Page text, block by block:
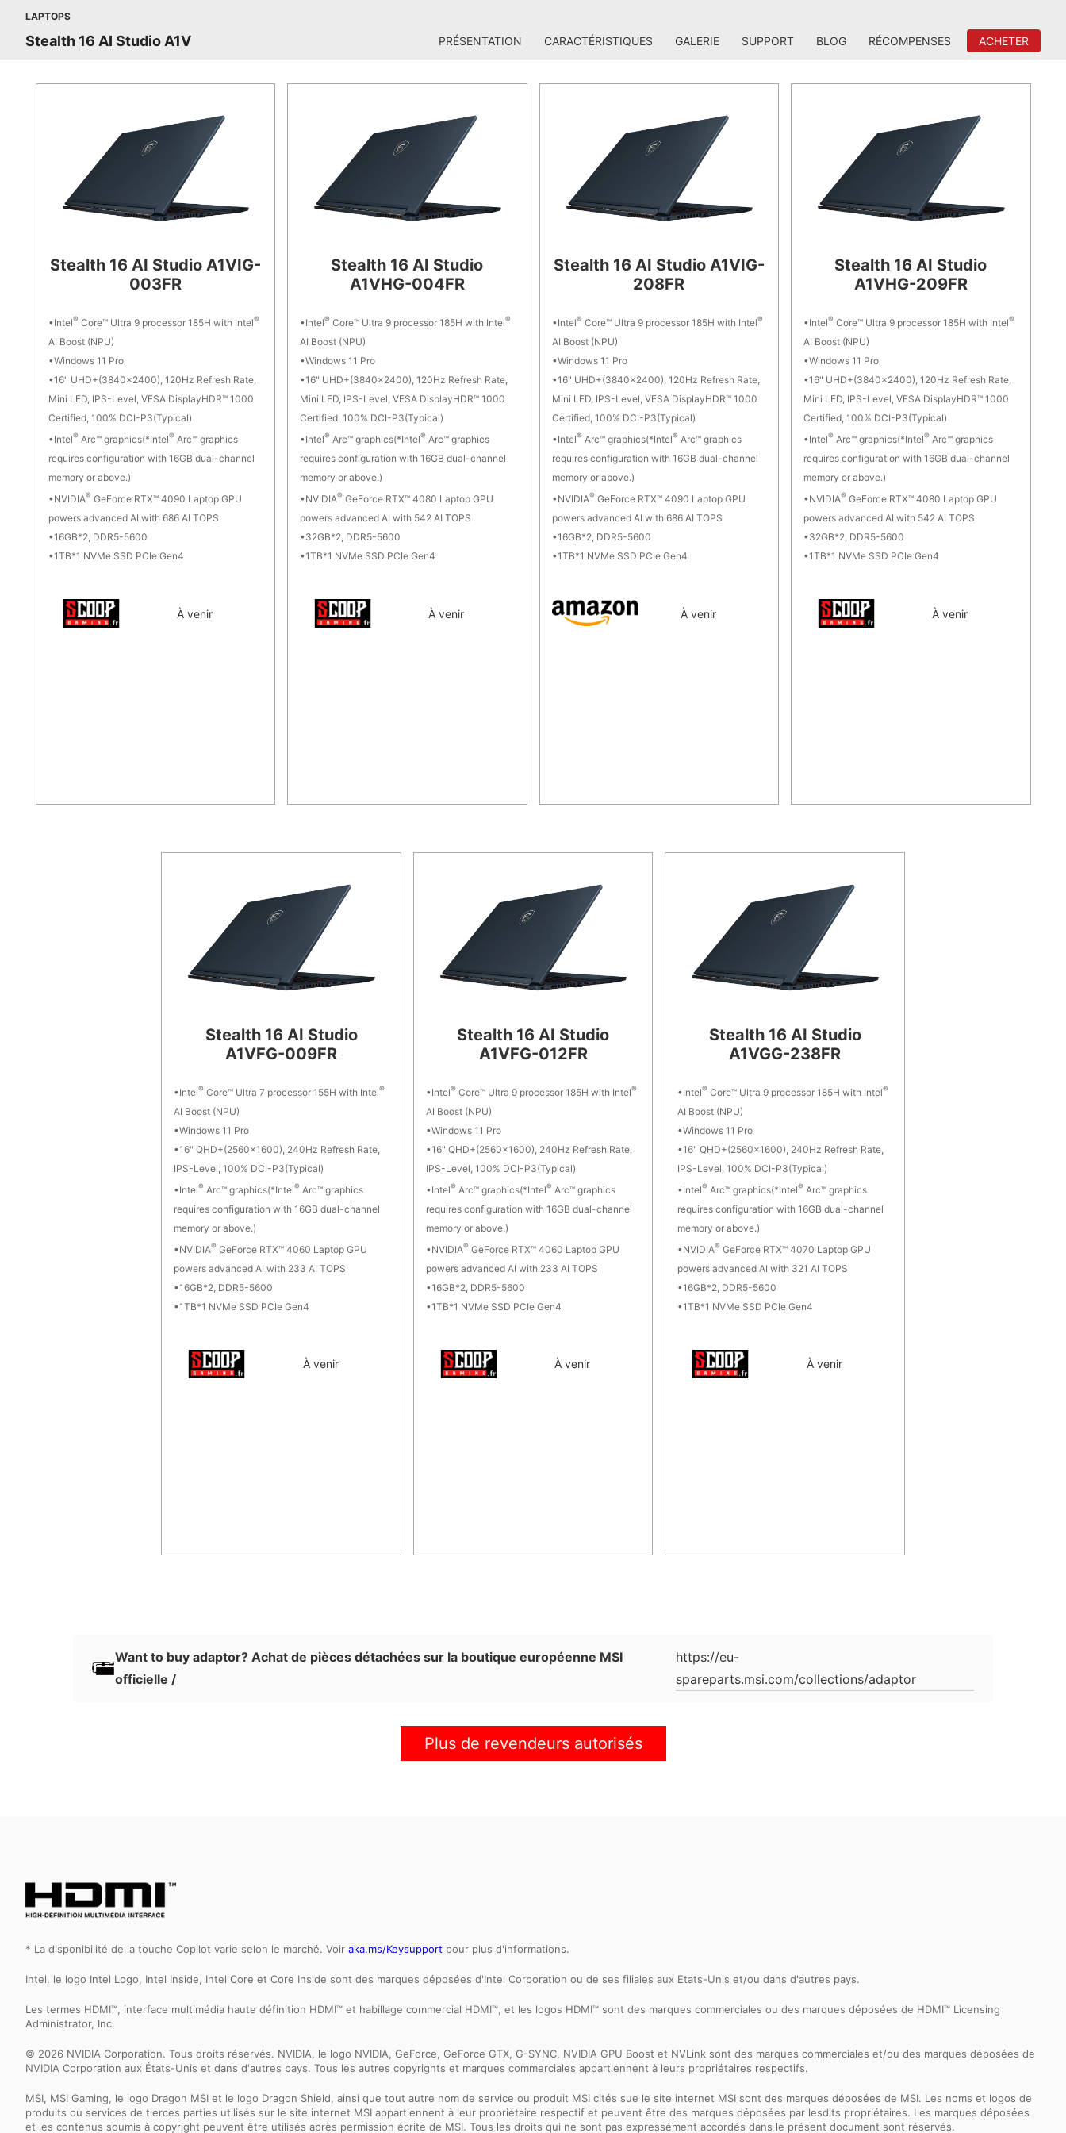
LAPTOPS
Stealth 16 AI Studio A1V PRÉSENTATION CARACTÉRISTIQUES GALERIE SUPPORT BLOG RÉCOMPENSES ACHETER
Stealth 16 AI Studio A1VIG-
003FR
Intel® Core™ Ultra 9 processor 185H with Intel®
AI Boost (NPU)
Windows 11 Pro
16" UHD+(3840x2400), 120Hz Refresh Rate,
Mini LED, IPS-Level, VESA DisplayHDR™ 1000
Certified, 100% DCI-P3(Typical)
Intel® Arc™ graphics(*Intel® Arc™ graphics
requires configuration with 16GB dual-channel
memory or above.)
NVIDIA® GeForce RTX™ 4090 Laptop GPU
powers advanced AI with 686 AI TOPS
16GB*2, DDR5-5600
1TB*1 NVMe SSD PCIe Gen4
À venir
Stealth 16 AI Studio
A1VHG-004FR
Intel® Core™ Ultra 9 processor 185H with Intel®
AI Boost (NPU)
Windows 11 Pro
16" UHD+(3840x2400), 120Hz Refresh Rate,
Mini LED, IPS-Level, VESA DisplayHDR™ 1000
Certified, 100% DCI-P3(Typical)
Intel® Arc™ graphics(*Intel® Arc™ graphics
requires configuration with 16GB dual-channel
memory or above.)
NVIDIA® GeForce RTX™ 4080 Laptop GPU
powers advanced AI with 542 AI TOPS
32GB*2, DDR5-5600
1TB*1 NVMe SSD PCIe Gen4
À venir
Stealth 16 AI Studio A1VIG-
208FR
Intel® Core™ Ultra 9 processor 185H with Intel®
AI Boost (NPU)
Windows 11 Pro
16" UHD+(3840x2400), 120Hz Refresh Rate,
Mini LED, IPS-Level, VESA DisplayHDR™ 1000
Certified, 100% DCI-P3(Typical)
Intel® Arc™ graphics(*Intel® Arc™ graphics
requires configuration with 16GB dual-channel
memory or above.)
NVIDIA® GeForce RTX™ 4090 Laptop GPU
powers advanced AI with 686 AI TOPS
16GB*2, DDR5-5600
1TB*1 NVMe SSD PCIe Gen4
À venir
Stealth 16 AI Studio
A1VHG-209FR
Intel® Core™ Ultra 9 processor 185H with Intel®
AI Boost (NPU)
Windows 11 Pro
16" UHD+(3840x2400), 120Hz Refresh Rate,
Mini LED, IPS-Level, VESA DisplayHDR™ 1000
Certified, 100% DCI-P3(Typical)
Intel® Arc™ graphics(*Intel® Arc™ graphics
requires configuration with 16GB dual-channel
memory or above.)
NVIDIA® GeForce RTX™ 4080 Laptop GPU
powers advanced AI with 542 AI TOPS
32GB*2, DDR5-5600
1TB*1 NVMe SSD PCIe Gen4
À venir
Stealth 16 AI Studio
A1VFG-009FR
Intel® Core™ Ultra 7 processor 155H with Intel®
AI Boost (NPU)
Windows 11 Pro
16" QHD+(2560x1600), 240Hz Refresh Rate,
IPS-Level, 100% DCI-P3(Typical)
Intel® Arc™ graphics(*Intel® Arc™ graphics
requires configuration with 16GB dual-channel
memory or above.)
NVIDIA® GeForce RTX™ 4060 Laptop GPU
powers advanced AI with 233 AI TOPS
16GB*2, DDR5-5600
1TB*1 NVMe SSD PCIe Gen4
À venir
Stealth 16 AI Studio
A1VFG-012FR
Intel® Core™ Ultra 9 processor 185H with Intel®
AI Boost (NPU)
Windows 11 Pro
16" QHD+(2560x1600), 240Hz Refresh Rate,
IPS-Level, 100% DCI-P3(Typical)
Intel® Arc™ graphics(*Intel® Arc™ graphics
requires configuration with 16GB dual-channel
memory or above.)
NVIDIA® GeForce RTX™ 4060 Laptop GPU
powers advanced AI with 233 AI TOPS
16GB*2, DDR5-5600
1TB*1 NVMe SSD PCIe Gen4
À venir
Stealth 16 AI Studio
A1VGG-238FR
Intel® Core™ Ultra 9 processor 185H with Intel®
AI Boost (NPU)
Windows 11 Pro
16" QHD+(2560x1600), 240Hz Refresh Rate,
IPS-Level, 100% DCI-P3(Typical)
Intel® Arc™ graphics(*Intel® Arc™ graphics
requires configuration with 16GB dual-channel
memory or above.)
NVIDIA® GeForce RTX™ 4070 Laptop GPU
powers advanced AI with 321 AI TOPS
16GB*2, DDR5-5600
1TB*1 NVMe SSD PCIe Gen4
À venir
Want to buy adaptor? Achat de pièces détachées sur la boutique européenne MSI
officielle /
https://eu-
spareparts.msi.com/collections/adaptor
Plus de revendeurs autorisés
* La disponibilité de la touche Copilot varie selon le marché. Voir aka.ms/Keysupport pour plus d'informations.
Intel, le logo Intel Logo, Intel Inside, Intel Core et Core Inside sont des marques déposées d'Intel Corporation ou de ses filiales aux Etats-Unis et/ou dans d'autres pays.
Les termes HDMI™, interface multimédia haute définition HDMI™ et habillage commercial HDMI™, et les logos HDMI™ sont des marques commerciales ou des marques déposées de HDMI™ Licensing
Administrator, Inc.
© 2026 NVIDIA Corporation. Tous droits réservés. NVIDIA, le logo NVIDIA, GeForce, GeForce GTX, G-SYNC, NVIDIA GPU Boost et NVLink sont des marques commerciales et/ou des marques déposées de
NVIDIA Corporation aux États-Unis et dans d'autres pays. Tous les autres copyrights et marques commerciales appartiennent à leurs propriétaires respectifs.
MSI, MSI Gaming, le logo Dragon MSI et le logo Dragon Shield, ainsi que tout autre nom de service ou produit MSI cités sue le site internet MSI sont des marques déposées de MSI. Les noms et logos de
produits ou services de tierces parties utilisés sur le site internet MSI appartiennent à leur propriétaire respectif et peuvent être des marques déposées par lesdits propriétaires. Les marques déposées
et les contenus soumis à copyright peuvent être utilisés après permission écrite de MSI. Tous les droits qui ne sont pas expressément accordés dans le présent document sont réservés.